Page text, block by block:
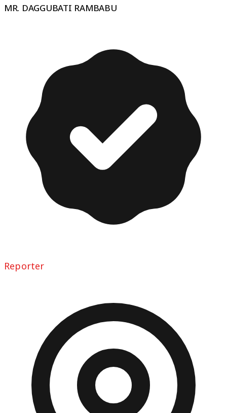
MR. DAGGUBATI RAMBABU
Reporter